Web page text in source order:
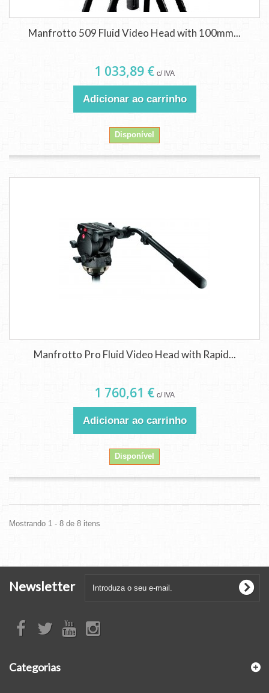
Manfrotto 509 Fluid Video Head with 100mm...
1 033,89 € c/ IVA
Adicionar ao carrinho
Disponível
Manfrotto Pro Fluid Video Head with Rapid...
1 760,61 € c/ IVA
Adicionar ao carrinho
Disponível
Mostrando 1 - 8 de 8 itens
Newsletter
Categorias